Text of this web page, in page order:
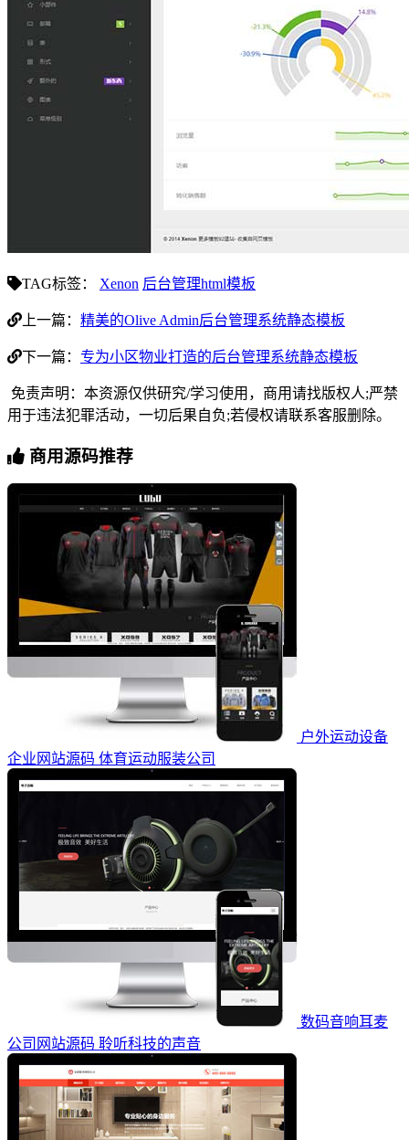
TAG标签： Xenon 后台管理html模板
上一篇： 精美的Olive Admin后台管理系统静态模板
下一篇： 专为小区物业打造的后台管理系统静态模板
免责声明：本资源仅供研究/学习使用，商用请找版权人;严禁
用于违法犯罪活动，一切后果自负;若侵权请联系客服删除。
商用源码推荐
户外运动设备
企业网站源码 体育运动服装公司
数码音响耳麦
公司网站源码 聆听科技的声音